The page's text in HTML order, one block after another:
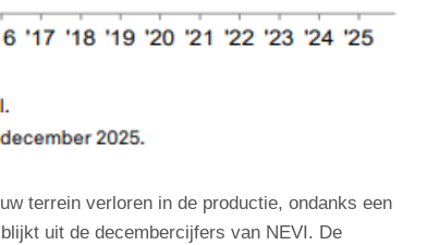
terrein verloren in de productie, ondanks een
uit de decembercijfers van NEVI. De